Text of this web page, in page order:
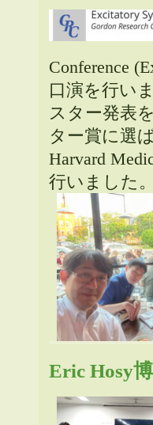
Conference
口演を行い
スター発表
ター賞に選
Harvard
行いました
Eric Hosy